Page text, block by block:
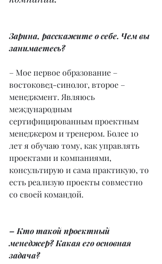
Зарина, расскажите о себе. Чем вы
занимаетесь?
– Мое первое образование –
востоковед-синолог, второе –
менеджмент. Являюсь
международным
сертифицированным проектным
менеджером и тренером. Более 10
лет я обучаю тому, как управлять
проектами и компаниями,
консультирую и сама практикую, то
есть реализую проекты совместно
со своей командой.
– Кто такой проектный
менеджер? Какая его основная
задача?